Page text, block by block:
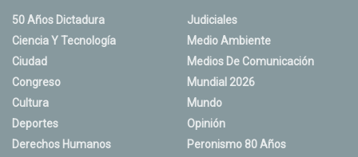
50 Años Dictadura
Ciencia Y Tecnología
Ciudad
Congreso
Cultura
Deportes
Derechos Humanos
Judiciales
Medio Ambiente
Medios De Comunicación
Mundial 2026
Mundo
Opinión
Peronismo 80 Años